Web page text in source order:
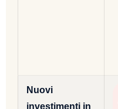
Nuovi
investimenti in